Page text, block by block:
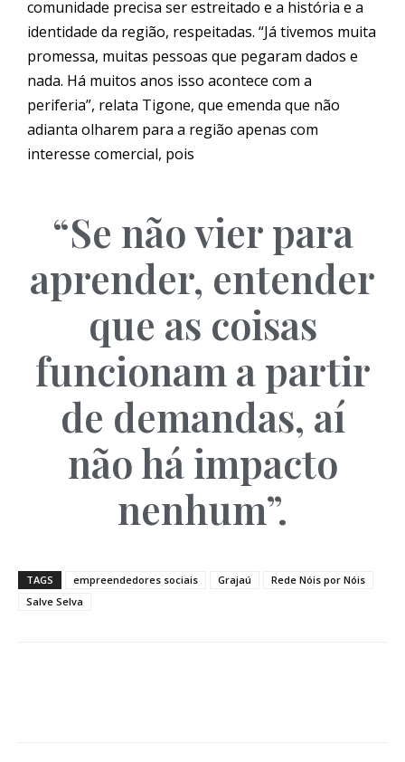
comunidade precisa ser estreitado e a história e a
identidade da região, respeitadas. “Já tivemos muita
promessa, muitas pessoas que pegaram dados e
nada. Há muitos anos isso acontece com a
periferia”, relata Tigone, que emenda que não
adianta olharem para a região apenas com
interesse comercial, pois
“Se não vier para
aprender, entender
que as coisas
funcionam a partir
de demandas, aí
não há impacto
nenhum”.
TAGS empreendedores sociais Grajaú
Rede Nóis por Nóis
Salve Selva